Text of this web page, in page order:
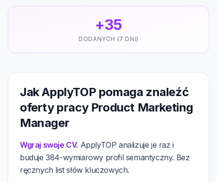
+35
DODANYCH (7 DNI)
Jak ApplyTOP pomaga znaleźć
oferty pracy Product Marketing
Manager
Wgraj swoje CV. ApplyTOP analizuje je raz i
buduje 384-wymiarowy profil semantyczny. Bez
ręcznych list słów kluczowych.